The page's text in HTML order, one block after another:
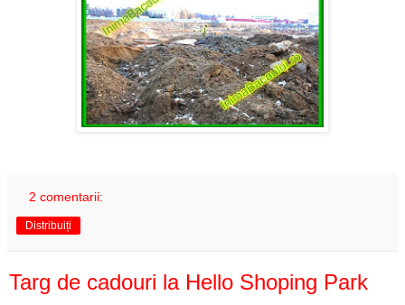
2 comentarii:
Distribuiți
Targ de cadouri la Hello Shoping Park